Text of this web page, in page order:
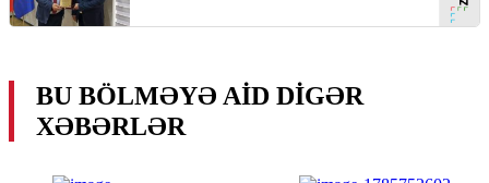
BU BÖLMƏYƏ AID DIGƏR
XƏBƏRLƏR